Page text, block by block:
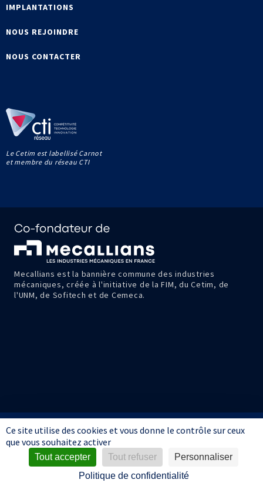
Le Cetim est labellisé Carnot
et membre du réseau CTI
IMPLANTATIONS
NOUS REJOINDRE
NOUS CONTACTER
Mecallians est la bannière commune des industries
mécaniques, créée à l'initiative de la FIM, du Cetim, de
l'UNM, de Sofitech et de Cemeca.
Informations
pratiques
Mentions
légales
Données
personnelles
Conditions
générales de
vente
Avis
Ce site utilise des cookies et vous donne le contrôle sur ceux
que vous souhaitez activer
Tout accepter Tout refuser
Personnaliser
Politique de confidentialité